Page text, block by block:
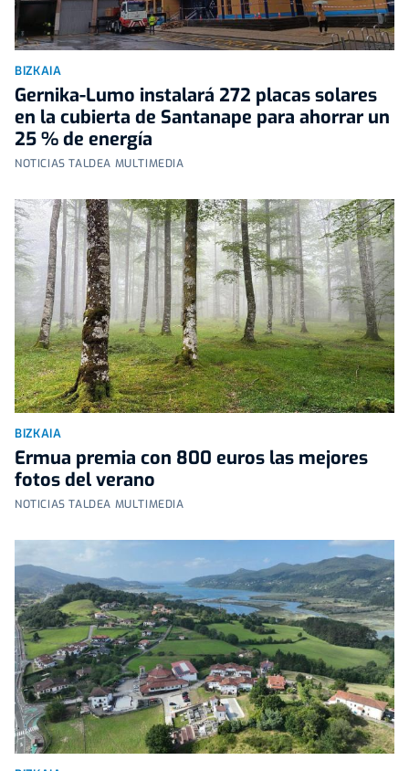
BIZKAIA
Gernika-Lumo instalará 272 placas solares
en la cubierta de Santanape para ahorrar un
25 % de energía
NOTICIAS TALDEA MULTIMEDIA
BIZKAIA
Ermua premia con 800 euros las mejores
fotos del verano
NOTICIAS TALDEA MULTIMEDIA